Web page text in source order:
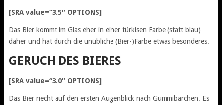
[SRA value=“3.5″ OPTIONS]
Das Bier kommt im Glas eher in einer türkisen Farbe (statt blau)
daher und hat durch die unübliche (Bier-)Farbe etwas besonderes.
GERUCH DES BIERES
[SRA value=“3.0″ OPTIONS]
Das Bier riecht auf den ersten Augenblick nach Gummibärchen. Es